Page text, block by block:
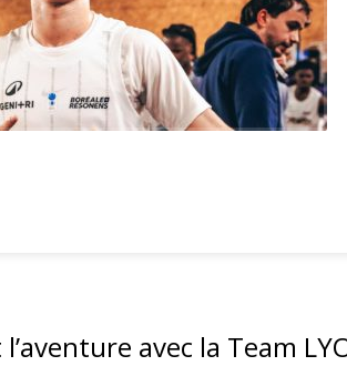
avec la Team